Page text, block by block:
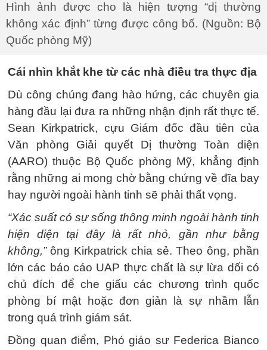
Hình ảnh được cho là hiện tượng “dị thường
không xác định” từng được công bố. (Nguồn: Bộ
Quốc phòng Mỹ)
Cái nhìn khắt khe từ các nhà điều tra thực địa
Dù công chúng đang hào hứng, các chuyên gia
hàng đầu lại đưa ra những nhận định rất thực tế.
Sean Kirkpatrick, cựu Giám đốc đầu tiên của
Văn phòng Giải quyết Dị thường Toàn diện
(AARO) thuộc Bộ Quốc phòng Mỹ, khẳng định
rằng những ai mong chờ bằng chứng về đĩa bay
hay người ngoài hành tinh sẽ phải thất vọng.
“Xác suất có sự sống thông minh ngoài hành tinh
hiện diện tại đây là rất nhỏ, gần như bằng
không,”ông Kirkpatrick chia sẻ. Theo ông, phần
lớn các báo cáo UAP thực chất là sự lừa dối có
chủ đích để che giấu các chương trình quốc
phòng bí mật hoặc đơn giản là sự nhầm lẫn
trong quá trình giám sát.
Đồng quan điểm, Phó giáo sư Federica Bianco